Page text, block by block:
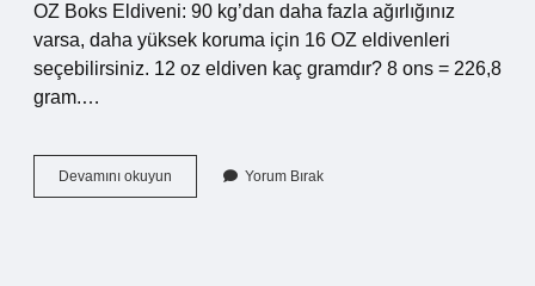
OZ Boks Eldiveni: 90 kg’dan daha fazla ağırlığınız
varsa, daha yüksek koruma için 16 OZ eldivenleri
seçebilirsiniz. 12 oz eldiven kaç gramdır? 8 ons = 226,8
gram.…
Devamını okuyun
Eldiveni
Yorum Bırak